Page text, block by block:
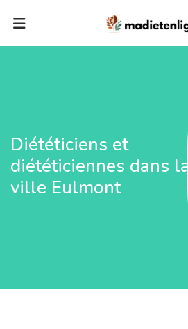
Diététiciens et
diététiciennes dans la
ville Eulmont